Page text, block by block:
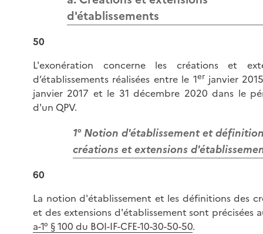
d'établissements
50
L'exonération concerne les créations et
d’établissements réalisées entre le 1erjanvier
janvier 2017 et le 31 décembre 2020 dans le
d'un QPV.
1° Notion d'établissement et
créations et extensions
60
La notion d'établissement et les définitions des
et des extensions d'établissement sont précisées
a-1° § 100 du BOI-IF-CFE-10-30-50-50.